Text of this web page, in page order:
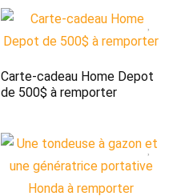
Carte-cadeau Home Depot
de 500$ à remporter